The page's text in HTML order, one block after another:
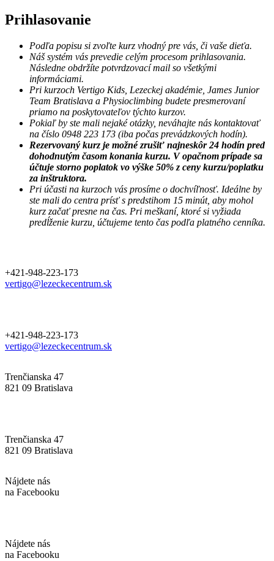
Prihlasovanie
Podľa popisu si zvoľte kurz vhodný pre vás, či vaše dieťa.
Náš systém vás prevedie celým procesom prihlasovania.
Následne obdržíte potvrdzovací mail so všetkými
informáciami.
Pri kurzoch Vertigo Kids, Lezeckej akadémie, James Junior
Team Bratislava a Physioclimbing budete presmerovaní
priamo na poskytovateľov týchto kurzov.
Pokiaľ by ste mali nejaké otázky, neváhajte nás kontaktovať
na číslo 0948 223 173 (iba počas prevádzkových hodín).
Rezervovaný kurz je možné zrušiť najneskôr 24 hodín pred
dohodnutým časom konania kurzu. V opačnom prípade sa
účtuje storno poplatok vo výške 50% z ceny kurzu/poplatku
za inštruktora.
Pri účasti na kurzoch vás prosíme o dochvíľnosť. Ideálne by
ste mali do centra prísť s predstihom 15 minút, aby mohol
kurz začať presne na čas. Pri meškaní, ktoré si vyžiada
predĺženie kurzu, účtujeme tento čas podľa platného cenníka.
+421-948-223-173
vertigo@lezeckecentrum.sk
+421-948-223-173
vertigo@lezeckecentrum.sk
Trenčianska 47
821 09 Bratislava
Trenčianska 47
821 09 Bratislava
Nájdete nás
na Facebooku
Nájdete nás
na Facebooku